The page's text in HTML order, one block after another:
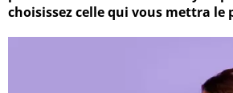
choisissez celle qui vous mettra le